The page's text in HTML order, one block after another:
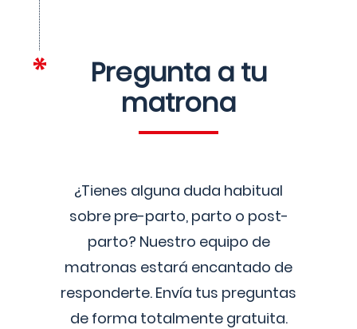
Pregunta a tu
matrona
¿Tienes alguna duda habitual
sobre pre-parto, parto o post-
parto? Nuestro equipo de
matronas estará encantado de
responderte. Envía tus preguntas
de forma totalmente gratuita.